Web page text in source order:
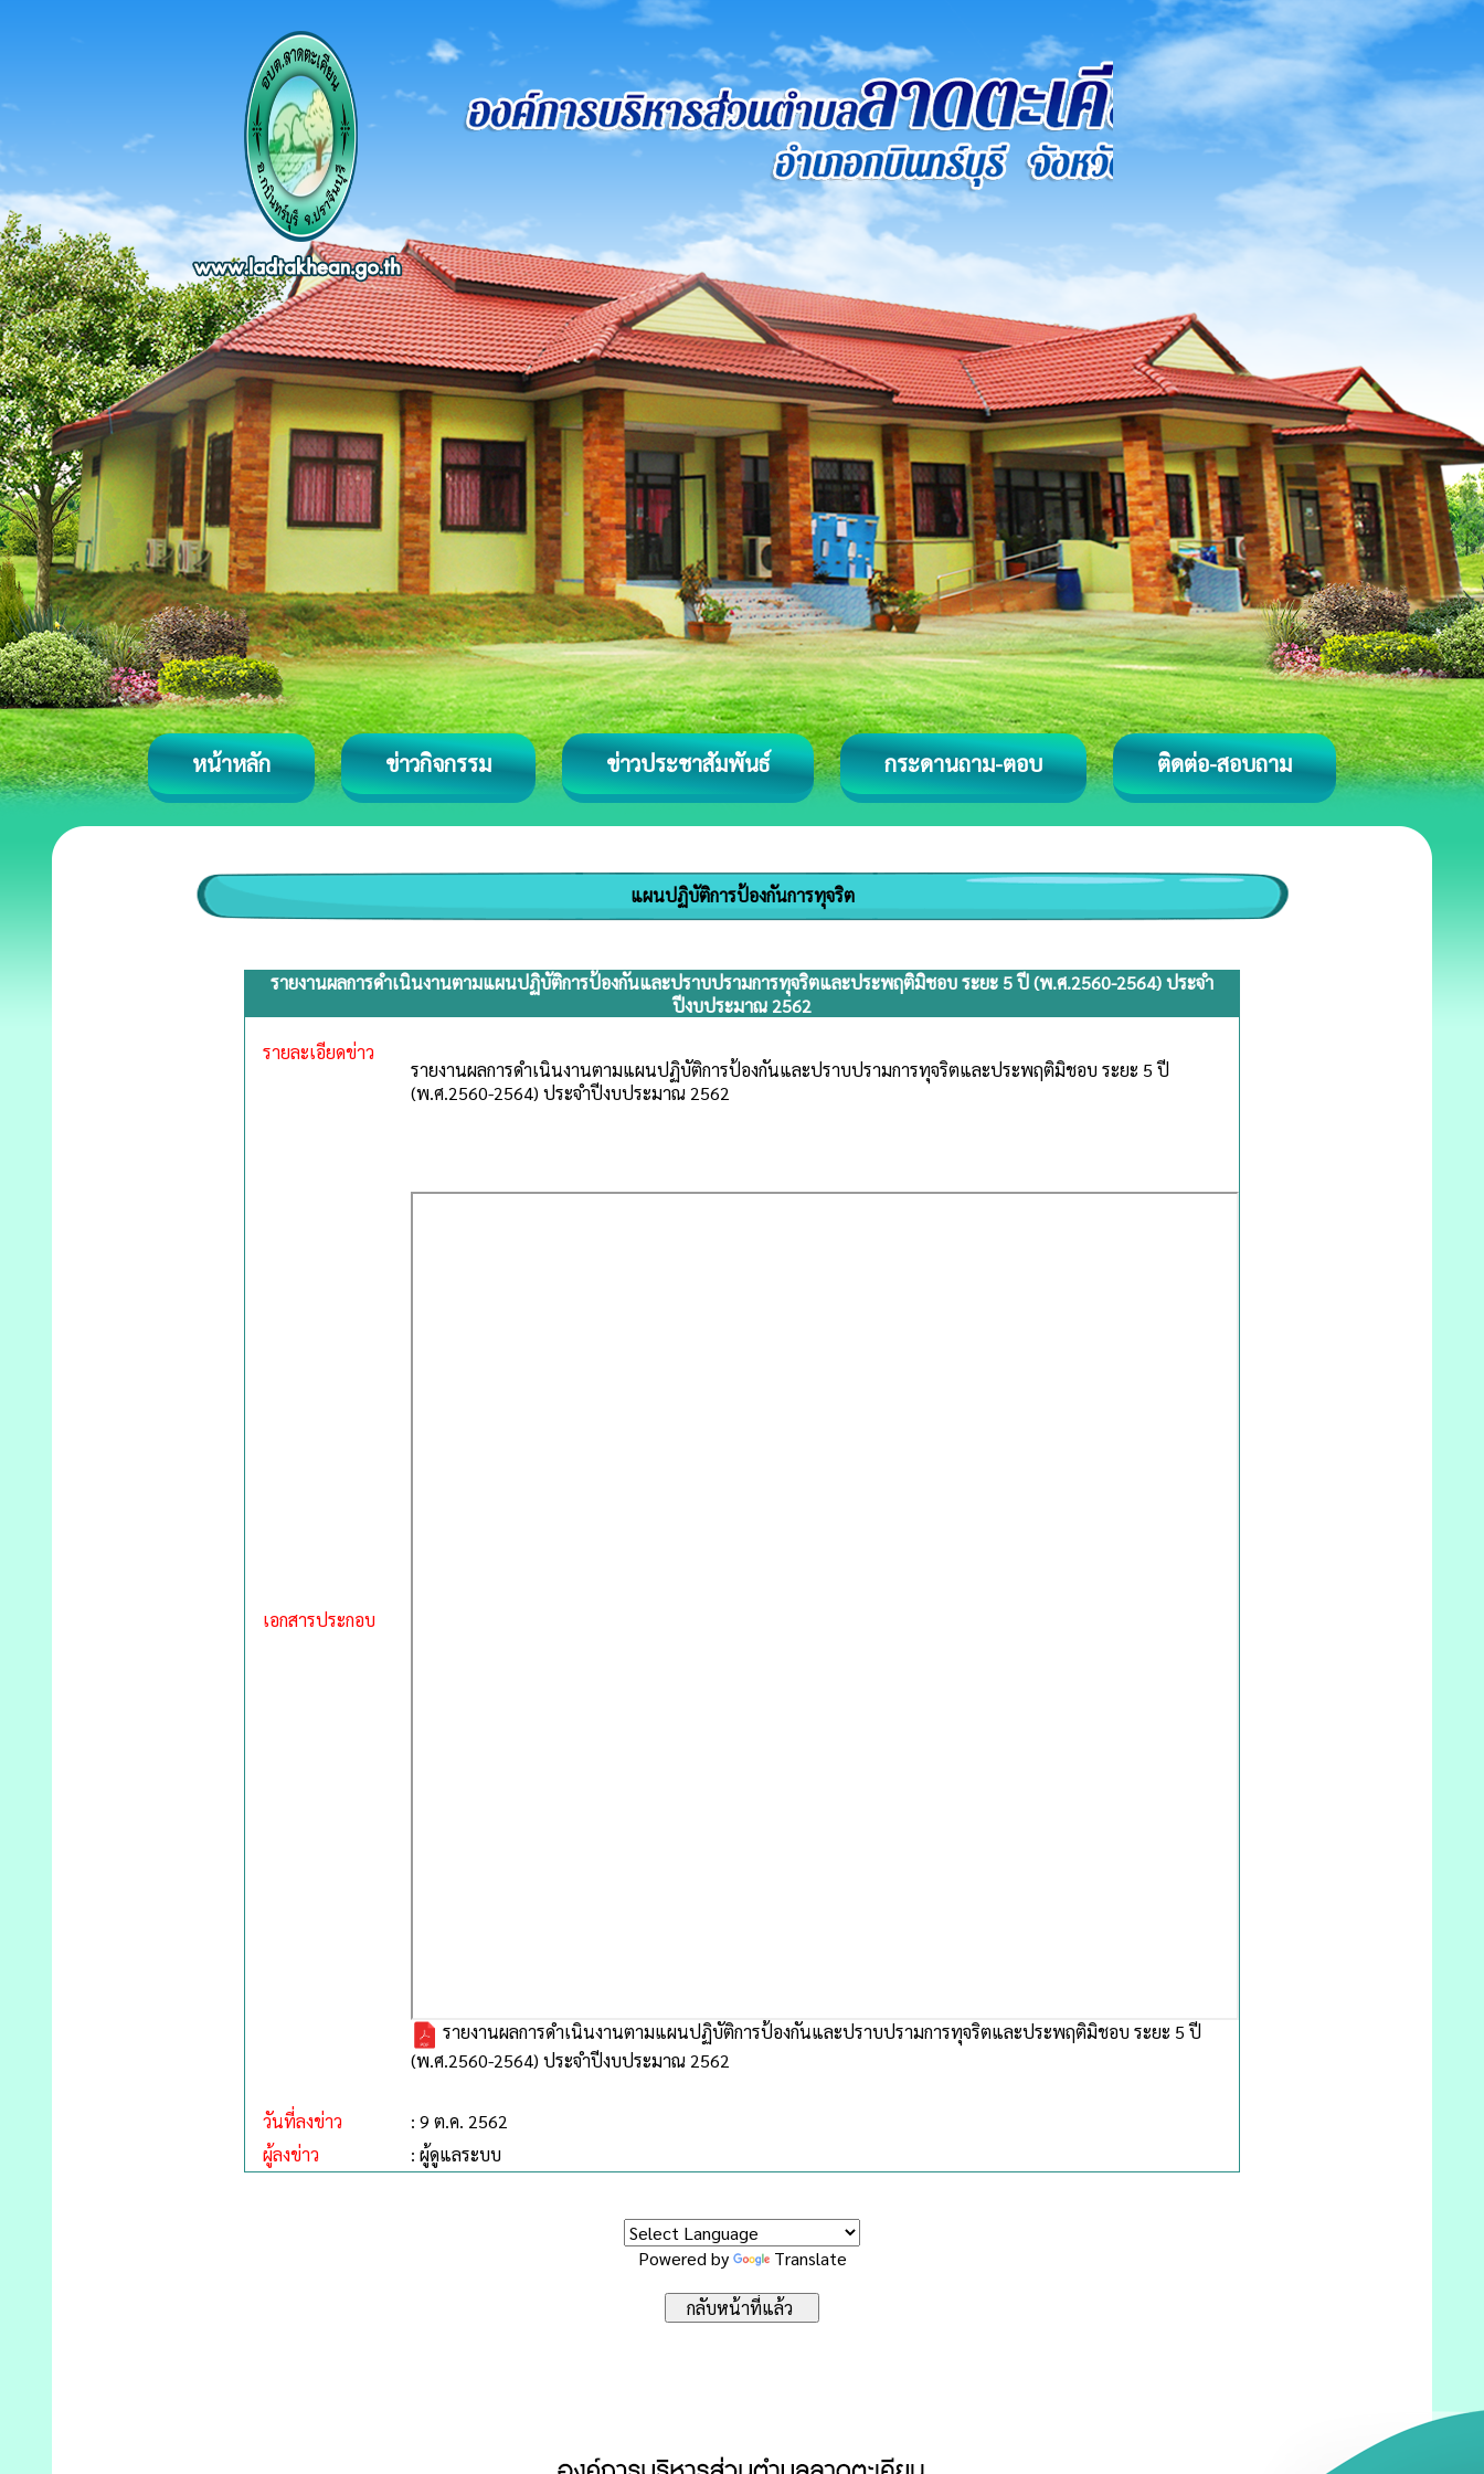
หน้าหลัก ข่าวกิจกรรม ข่าวประชาสัมพันธ์ กระดานถาม-ตอบ ติดต่อ-สอบถาม
แผนปฏิบัติการป้องกันการทุจริต
รายงานผลการดำเนินงานตามแผนปฏิบัติการป้องกันและปราบปรามการทุจริตและประพฤติมิชอบ ระยะ 5 ปี (พ.ศ.2560-2564) ประจำ
ปีงบประมาณ 2562
รายละเอียดข่าว
รายงานผลการดำเนินงานตามแผนปฏิบัติการป้องกันและปราบปรามการทุจริตและประพฤติมิชอบ ระยะ 5 ปี
(พ.ศ.2560-2564) ประจำปีงบประมาณ 2562
เอกสารประกอบ
รายงานผลการดำเนินงานตามแผนปฏิบัติการป้องกันและปราบปรามการทุจริตและประพฤติมิชอบ ระยะ 5 ปี
(พ.ศ.2560-2564) ประจำปีงบประมาณ 2562
วันที่ลงข่าว
: 9 ต.ค. 2562
ผู้ลงข่าว
: ผู้ดูแลระบบ
Powered by Translate